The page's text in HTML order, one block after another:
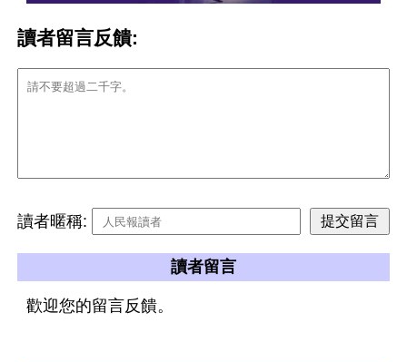
讀者留言反饋:
讀者暱稱:
讀者留言
歡迎您的留言反饋。